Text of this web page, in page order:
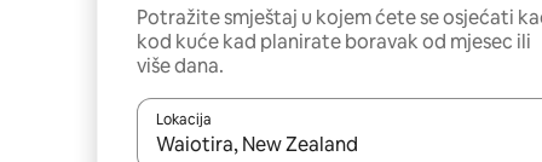
Potražite smještaj u kojem ćete se osjećati
kod kuće kad planirate boravak od mjesec ili
više dana.
Lokacija
Kada budu dostupni rezultati, moći ćete ih